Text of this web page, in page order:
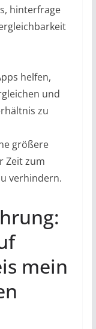
hinterfrage
helfen,
und
zu
größere
Zeit zum
verhindern.
mein